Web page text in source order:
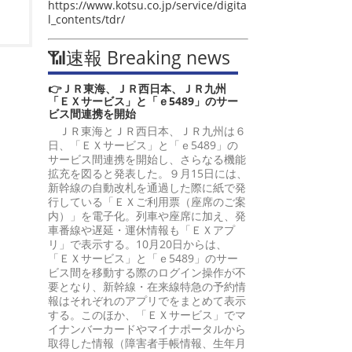
https://www.kotsu.co.jp/service/digita
l_contents/tdr/
📶速報 Breaking news
👉ＪＲ東海、ＪＲ西日本、ＪＲ九州
「ＥＸサービス」と「ｅ5489」のサー
ビス間連携を開始
ＪＲ東海とＪＲ西日本、ＪＲ九州は６
日、「ＥＸサービス」と「ｅ5489」の
サービス間連携を開始し、さらなる機能
拡充を図ると発表した。９月15日には、
新幹線の自動改札を通過した際に紙で発
行している「ＥＸご利用票（座席のご案
内）」を電子化。列車や座席に加え、発
車番線や遅延・運休情報も「ＥＸアプ
リ」で表示する。10月20日からは、
「ＥＸサービス」と「ｅ5489」のサー
ビス間を移動する際のログイン操作が不
要となり、新幹線・在来線特急の予約情
報はそれぞれのアプリでをまとめて表示
する。このほか、「ＥＸサービス」でマ
イナンバーカードやマイナポータルから
取得した情報（障害者手帳情報、生年月